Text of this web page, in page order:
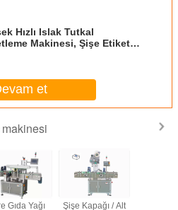
Hızlı Islak Tutkal
Makinesi, Şişe Etiket
et
Gıda Yağı Şişe Kapağı / Alt